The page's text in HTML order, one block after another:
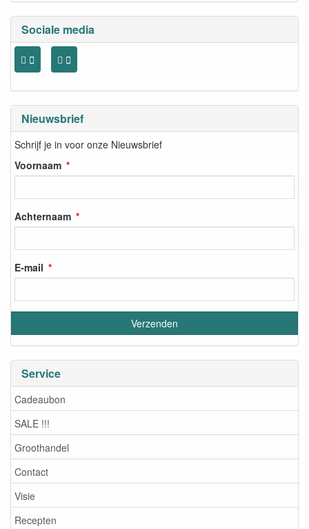
Sociale media
Nieuwsbrief
Schrijf je in voor onze Nieuwsbrief
Voornaam
Achternaam
E-mail
Service
Cadeaubon
SALE !!!
Groothandel
Contact
Visie
Recepten